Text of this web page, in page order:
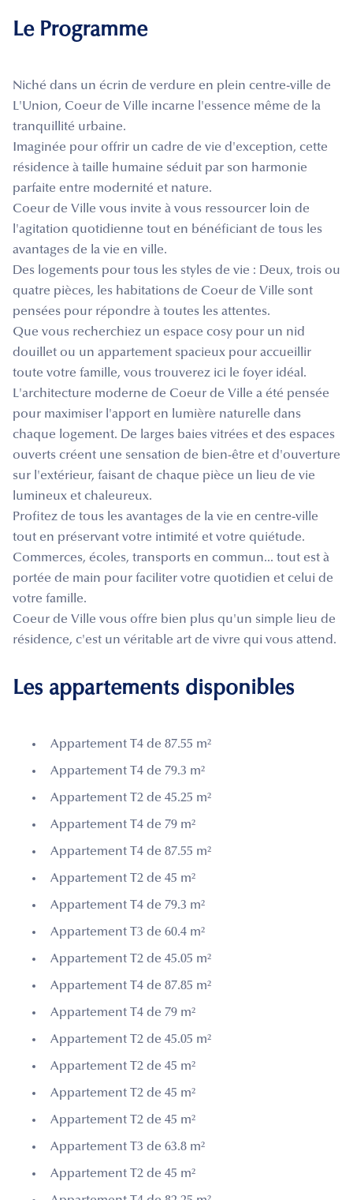
Le Programme
Niché dans un écrin de verdure en plein centre-ville de
L'Union, Coeur de Ville incarne l'essence même de la
tranquillité urbaine.
Imaginée pour offrir un cadre de vie d'exception, cette
résidence à taille humaine séduit par son harmonie
parfaite entre modernité et nature.
Coeur de Ville vous invite à vous ressourcer loin de
l'agitation quotidienne tout en bénéficiant de tous les
avantages de la vie en ville.
Des logements pour tous les styles de vie : Deux, trois ou
quatre pièces, les habitations de Coeur de Ville sont
pensées pour répondre à toutes les attentes.
Que vous recherchiez un espace cosy pour un nid
douillet ou un appartement spacieux pour accueillir
toute votre famille, vous trouverez ici le foyer idéal.
L'architecture moderne de Coeur de Ville a été pensée
pour maximiser l'apport en lumière naturelle dans
chaque logement. De larges baies vitrées et des espaces
ouverts créent une sensation de bien-être et d'ouverture
sur l'extérieur, faisant de chaque pièce un lieu de vie
lumineux et chaleureux.
Profitez de tous les avantages de la vie en centre-ville
tout en préservant votre intimité et votre quiétude.
Commerces, écoles, transports en commun... tout est à
portée de main pour faciliter votre quotidien et celui de
votre famille.
Coeur de Ville vous offre bien plus qu'un simple lieu de
résidence, c'est un véritable art de vivre qui vous attend.
Les appartements disponibles
Appartement T4 de 87.55 m²
Appartement T4 de 79.3 m²
Appartement T2 de 45.25 m²
Appartement T4 de 79 m²
Appartement T4 de 87.55 m²
Appartement T2 de 45 m²
Appartement T4 de 79.3 m²
Appartement T3 de 60.4 m²
Appartement T2 de 45.05 m²
Appartement T4 de 87.85 m²
Appartement T4 de 79 m²
Appartement T2 de 45.05 m²
Appartement T2 de 45 m²
Appartement T2 de 45 m²
Appartement T2 de 45 m²
Appartement T3 de 63.8 m²
Appartement T2 de 45 m²